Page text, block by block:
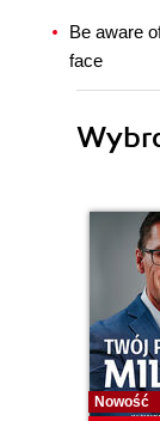
Be aware
face
Nowość